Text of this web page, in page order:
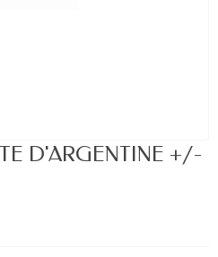
D'ARGENTINE +/-